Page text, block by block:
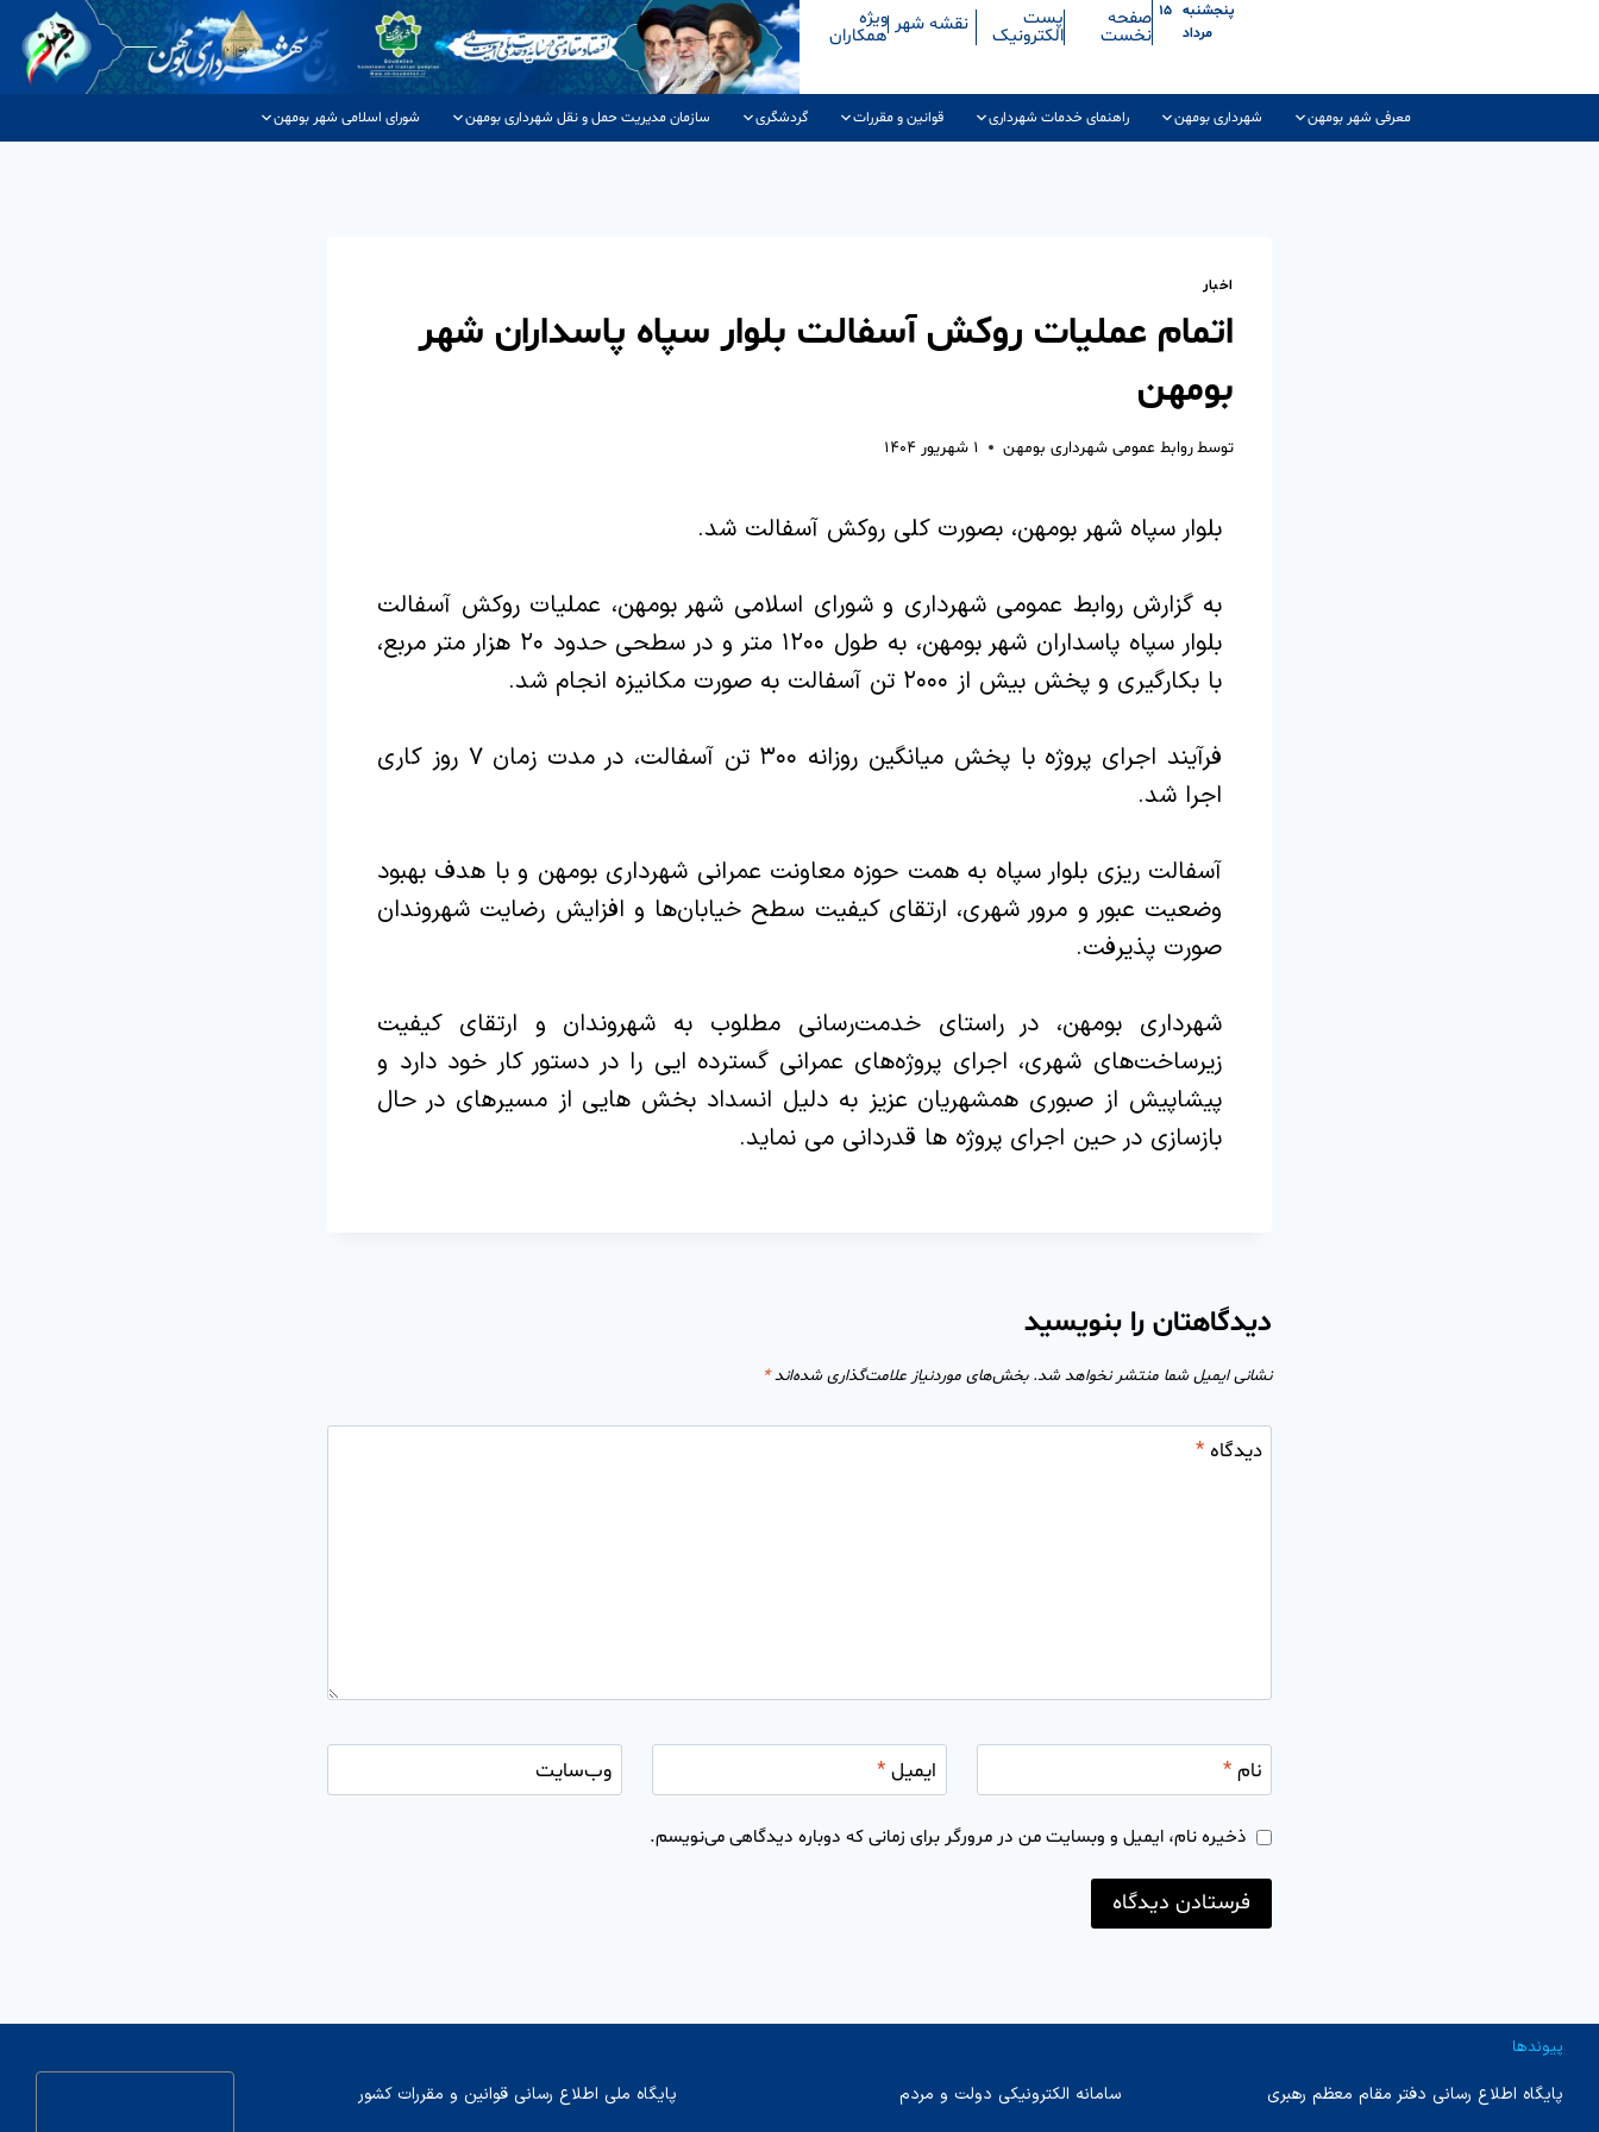
پنجشنبه ۱۵
مرداد
صفحه
نخست
پست
الکترونیک نقشه شهر ویژه
همکاران
معرفی شهر بومهن شهرداری بومهن راهنمای خدمات شهرداری قوانین و مقررات گردشگری سازمان مدیریت حمل و نقل شهرداری بومهن شورای اسلامی شهر بومهن
اخبار
اتمام عملیات روکش آسفالت بلوار سپاه پاسداران شهر
بومهن
توسطروابط عمومی شهرداری بومهن ۱ شهریور ۱۴۰۴
بلوار سپاه شهر بومهن، بصورت کلی روکش آسفالت شد.
به گزارش روابط عمومی شهرداری و شورای اسلامی شهر بومهن، عملیات روکش آسفالت
بلوار سپاه پاسداران شهر بومهن، به طول ۱۲۰۰ متر و در سطحی حدود ۲۰ هزار متر مربع،
با بکارگیری و پخش بیش از ۲۰۰۰ تن آسفالت به صورت مکانیزه انجام شد.
فرآیند اجرای پروژه با پخش میانگین روزانه ۳۰۰ تن آسفالت، در مدت زمان ۷ روز کاری
اجرا شد.
آسفالت ریزی بلوار سپاه به همت حوزه معاونت عمرانی شهرداری بومهن و با هدف بهبود
وضعیت عبور و مرور شهری، ارتقای کیفیت سطح خیابان‌ها و افزایش رضایت شهروندان
صورت پذیرفت.
شهرداری بومهن، در راستای خدمت‌رسانی مطلوب به شهروندان و ارتقای کیفیت
زیرساخت‌های شهری، اجرای پروژه‌های عمرانی گسترده ایی را در دستور کار خود دارد و
پیشاپیش از صبوری همشهریان عزیز به دلیل انسداد بخش هایی از مسیرهای در حال
بازسازی در حین اجرای پروژه ها قدردانی می نماید.
دیدگاهتان را بنویسید
نشانی ایمیل شما منتشر نخواهد شد. بخش‌های موردنیاز علامت‌گذاری شده‌اند*
دیدگاه*
نام* ایمیل * وب‌سایت
ذخیره نام، ایمیل و وبسایت من در مرورگر برای زمانی که دوباره دیدگاهی می‌نویسم.
پیوندها
پایگاه اطلاع رسانی دفتر مقام معظم رهبری
سامانه الکترونیکی دولت و مردم
پایگاه ملی اطلاع رسانی قوانین و مقررات کشور